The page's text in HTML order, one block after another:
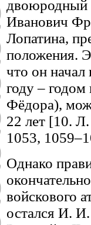
двоюродный
Иванович
Лопатина,
положения.
что он начал
году –
Фёдора),
22 лет [10.
1053,
Однако
войскового
остался И.